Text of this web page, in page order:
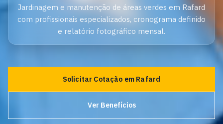
Jardinagem e manutenção de áreas verdes em Rafard
com profissionais especializados, cronograma definido
e relatório fotográfico mensal.
Solicitar Cotação em Rafard
Ver Benefícios